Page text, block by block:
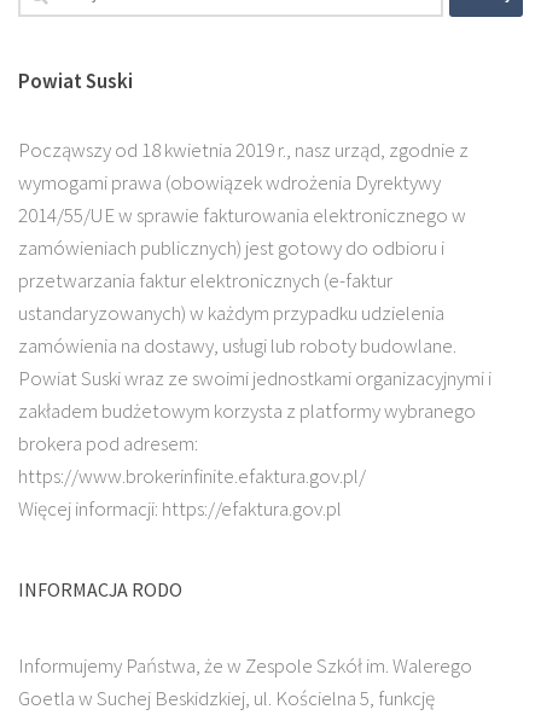
Powiat Suski
Począwszy od 18 kwietnia 2019 r., nasz urząd, zgodnie z
wymogami prawa (obowiązek wdrożenia Dyrektywy
2014/55/UE w sprawie fakturowania elektronicznego w
zamówieniach publicznych) jest gotowy do odbioru i
przetwarzania faktur elektronicznych (e-faktur
ustandaryzowanych) w każdym przypadku udzielenia
zamówienia na dostawy, usługi lub roboty budowlane.
Powiat Suski wraz ze swoimi jednostkami organizacyjnymi i
zakładem budżetowym korzysta z platformy wybranego
brokera pod adresem:
https://www.brokerinfinite.efaktura.gov.pl/
Więcej informacji: https://efaktura.gov.pl
INFORMACJA RODO
Informujemy Państwa, że w Zespole Szkół im. Walerego
Goetla w Suchej Beskidzkiej, ul. Kościelna 5, funkcję